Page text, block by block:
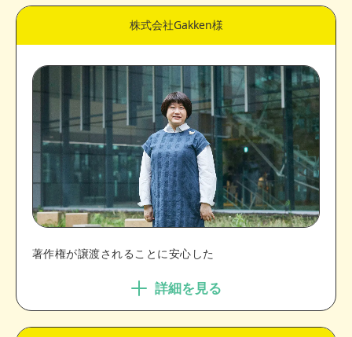
株式会社Gakken様
著作権が譲渡されることに安心した
詳細を見る